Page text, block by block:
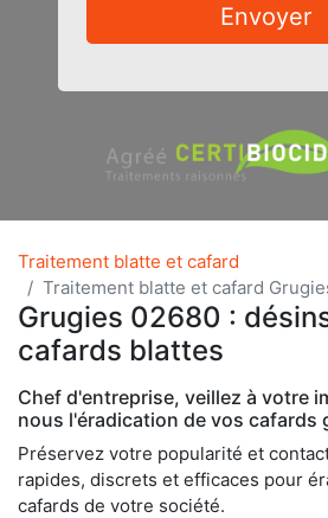
Envoyer
Traitement blatte et cafard
Traitement blatte et cafard
Grugies 02680 :
cafards blattes
Chef d'entreprise, veillez à votre
nous l'éradication de vos cafards
Préservez votre popularité et
rapides, discrets et efficaces pour
cafards de votre société.